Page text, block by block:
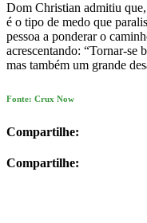
Dom Christian admitiu que,
é o tipo de medo que
pessoa a ponderar o
acrescentando: “Tornar-se
mas também um grande
Fonte: Crux Now
Compartilhe:
Compartilhe: